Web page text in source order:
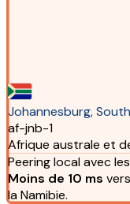
Johannesburg,
af-jnb-1
Afrique australe et
Peering local avec
Moins de 10 ms
la Namibie.